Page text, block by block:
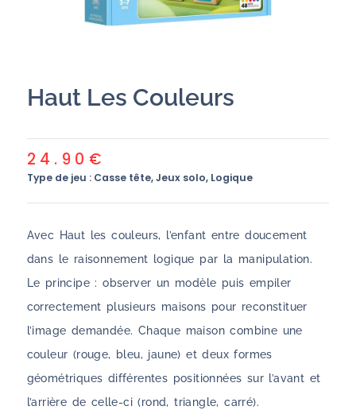
Haut Les Couleurs
24.90 €
Type de jeu : Casse tête,Jeux solo, Logique
Avec Haut les couleurs, l’enfant entre doucement
dans le raisonnement logique par la manipulation.
Le principe : observer un modèle puis empiler
correctement plusieurs maisons pour reconstituer
l’image demandée. Chaque maison combine une
couleur (rouge, bleu, jaune) et deux formes
géométriques différentes positionnées sur l’avant et
l’arrière de celle-ci (rond, triangle, carré).